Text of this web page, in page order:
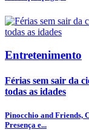
Entretenimento
Férias sem sair da
todas as idades
Pinocchio and Friends,
Presença e...